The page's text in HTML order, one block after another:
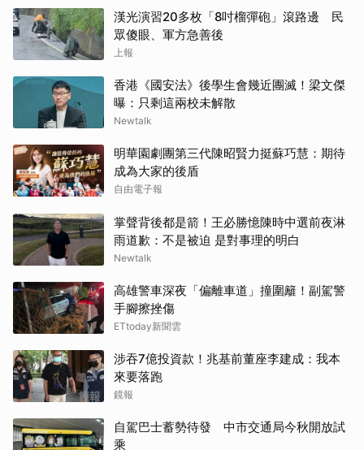
漢光演習20多枚「8吋榴彈砲」滾路邊 民
眾傻眼、軍方急善後
上報
香港《國安法》後學生會幾近團滅！梁文傑
曝：只剩這兩校未解散
Newtalk
明華園劇團第三代陳昭賢力挺蘇巧慧：期待
成為大家的後盾
自由電子報
掌聲背後都是箭！王必勝憶陳時中選前夜淋
雨道歉：不是被迫 是對事理的明白
Newtalk
高雄警車深夜「偏離車道」撞圍籬！副駕警
手腳擦挫傷
ETtoday新聞雲
涉吞7億投資款！兆基前董座李建成：我本
來要落跑
鏡報
自駕巴士蓄勢待發 中市交通局今秋開放試
乘